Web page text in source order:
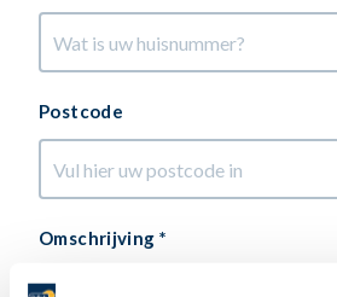
Postcode
Omschrijving *